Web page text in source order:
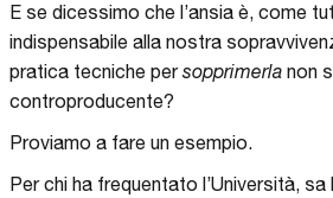
E se dicessimo che l’ansia è, come
indispensabile alla nostra
pratica tecniche persopprimerlanon
controproducente?
Proviamo a fare un esempio.
Per chi ha frequentato l’Università,